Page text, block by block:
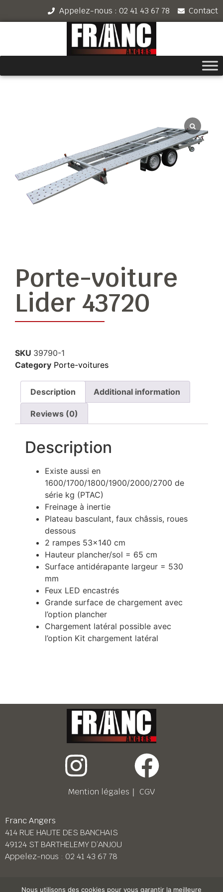
Appelez-nous : 02 41 43 67 78 Contact
Porte-voiture
Lider 43720
SKU 39790-1
Category Porte-voitures
Description Additional information
Reviews (0)
Description
Existe aussi en
1600/1700/1800/1900/2000/2700 de
série kg (PTAC)
Freinage à inertie
Plateau basculant, faux châssis, roues
dessous
2 rampes 53×140 cm
Hauteur plancher/sol = 65 cm
Surface antidérapante largeur = 530
mm
Feux LED encastrés
Grande surface de chargement avec
l’option plancher
Chargement latéral possible avec
l’option Kit chargement latéral
Mention légales ｜ CGV
Franc Angers
414 RUE HAUTE DES BANCHAIS
49124 ST BARTHELEMY D’ANJOU
Appelez-nous : 02 41 43 67 78
Franc Le Mans
Nous utilisons des cookies pour vous garantir la meilleure